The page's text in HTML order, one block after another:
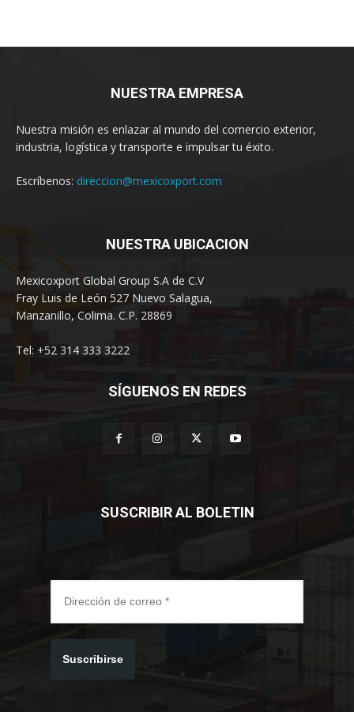
NUESTRA EMPRESA
Nuestra misión es enlazar al mundo del comercio exterior,
industria, logística y transporte e impulsar tu éxito.
Escríbenos: direccion@mexicoxport.com
NUESTRA UBICACION
Mexicoxport Global Group S.A de C.V
Fray Luis de León 527 Nuevo Salagua,
Manzanillo, Colima. C.P. 28869
Tel: +52 314 333 3222
SÍGUENOS EN REDES
SUSCRIBIR AL BOLETIN
Suscribirse